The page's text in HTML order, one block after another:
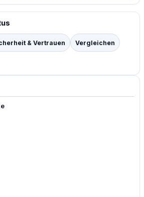
& Vertrauen Vergleichen